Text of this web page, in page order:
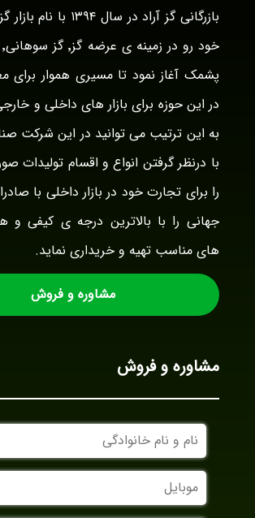
بازرگانی گز آراد در سال
پشمک آغاز نمود تا مسیری هموار برای
در این حوزه برای بازار های داخلی و
به این ترتیب می توانید در این شرکت
با درنظر گرفتن انواع و اقسام تولیدات
را برای تجارت خود در بازار داخلی با
جهانی را با بالاترین درجه ی کیفی
های مناسب تهیه و خریداری نماید.
مشاوره و فروش
مشاوره و فروش
نام
و
نام
خانوادگی
موبایل